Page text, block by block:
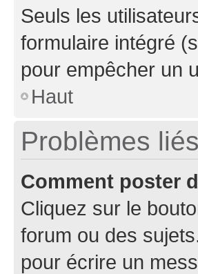
Seuls les
formulaire intégré
pour empêcher un
Haut
Problèmes
Comment poster
Cliquez sur le
forum ou des
pour écrire un